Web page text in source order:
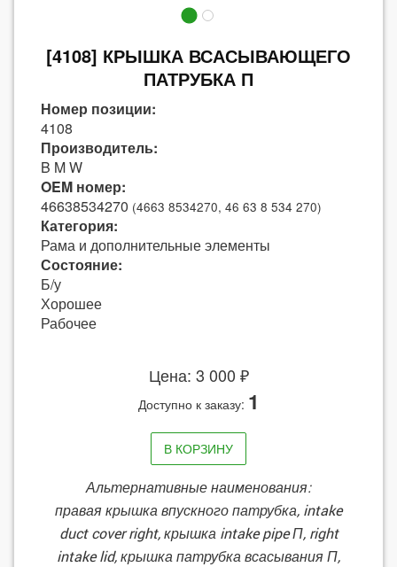
[4108] КРЫШКА ВСАСЫВАЮЩЕГО
ПАТРУБКА П
Номер позиции:
4108
Производитель:
B M W
OEM номер:
46638534270 (4663 8534270, 46 63 8 534 270)
Категория:
Рама и дополнительные элементы
Состояние:
Б/у
Хорошее
Рабочее
Цена: 3 000 ₽
Доступно к заказу: 1
В КОРЗИНУ
Альтернативные наименования:
правая крышка впускного патрубка, intake
duct cover right, крышка intake pipe П, right
intake lid, крышка патрубка всасывания П,